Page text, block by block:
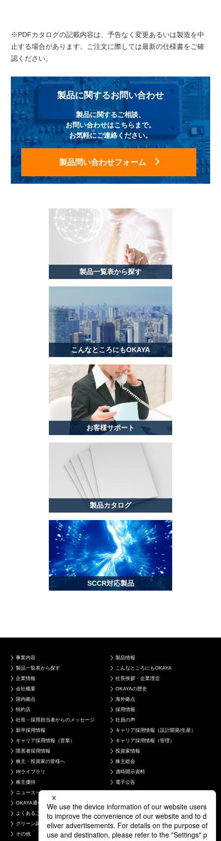
※PDFカタログの記載内容は、予告なく変更あるいは製造を中
止する場合があります。ご注文に際しては最新の仕様書をご確
認ください。
製品に関するお問い合わせ
製品に関するご相談、
お問い合わせはこちらまで。
お気軽にご連絡ください。
製品問い合わせフォーム
製品一覧表から探す
こんなところにもOKAYA
お客様サポート
製品カタログ
SCCR対応製品
事業内容
製品情報
製品一覧表から探す
こんなところにもOKAYA
企業情報
社長挨拶・企業理念
会社概要
OKAYAの歴史
国内拠点
海外拠点
特約店
採用情報
社長・採用担当者からのメッセージ
社員の声
新卒採用情報
キャリア採用情報（設計開発/生産）
キャリア採用情報（営業）
キャリア採用情報（管理）
障害者採用情報
投資家情報
株主・投資家の皆様へ
株主総会
IRライブラリ
適時開示資料
株主優待
電子公告
ニュース一覧
品質・環境への取り組み
OKAYA通信
よくあるご質問
製品について
グリーン調達について
採用について
その他